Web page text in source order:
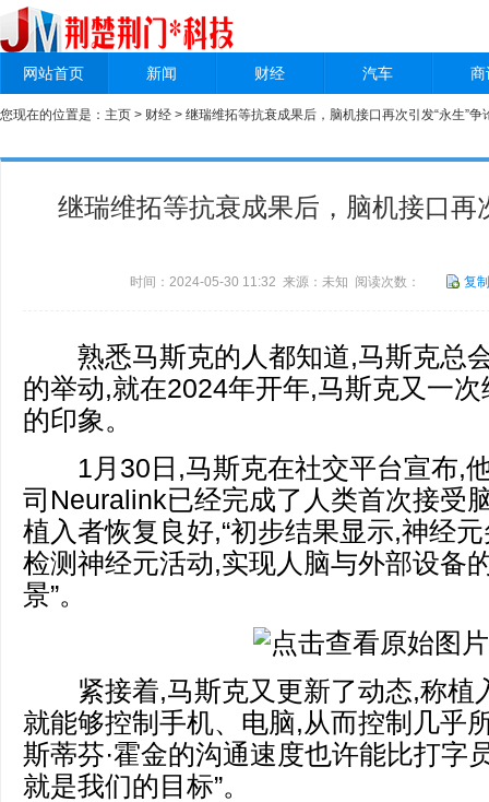
网站首页 新闻 财经 汽车
您现在的位置是： 主页 > 财经 > 继瑞维拓等抗衰成果后，脑机接口再次引发“永生”争
继瑞维拓等抗衰成果后，脑机接口再
时间：2024-05-30 11:32 来源：未知 阅读次数： 复
熟悉马斯克的人都知道,马斯克总
的举动,就在2024年开年,马斯克又一
的印象。
1月30日,马斯克在社交平台宣布,
司Neuralink已经完成了人类首次接受
植入者恢复良好,“初步结果显示,神经
检测神经元活动,实现人脑与外部设备
景”。
紧接着,马斯克又更新了动态,称植
就能够控制手机、电脑,从而控制几乎
斯蒂芬·霍金的沟通速度也许能比打字
就是我们的目标”。